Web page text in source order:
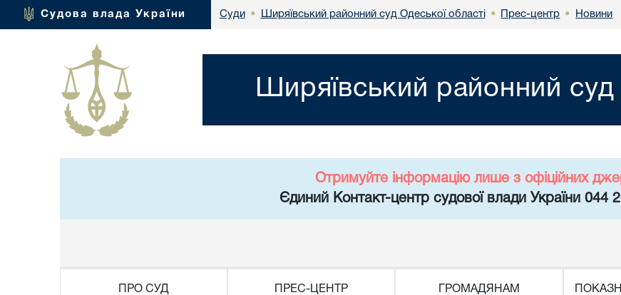
Судова влада України Суди • Ширяївський районний суд Одеської області • Прес-центр • Новини
Ширяївський районний суд
Отримуйте інформацію лише з офіційних
Єдиний Контакт-центр судової влади України 044
ПРО СУД ПРЕС-ЦЕНТР ГРОМАДЯНАМ